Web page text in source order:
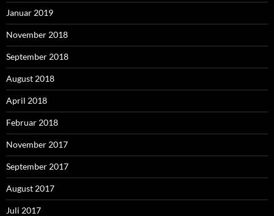
Januar 2019
November 2018
September 2018
August 2018
April 2018
Februar 2018
November 2017
September 2017
August 2017
Juli 2017